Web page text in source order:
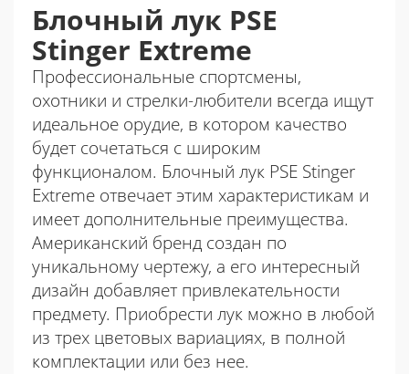
Блочный лук PSE
Stinger Extreme
Профессиональные спортсмены,
охотники и стрелки-любители всегда ищут
идеальное орудие, в котором качество
будет сочетаться с широким
функционалом. Блочный лук PSE Stinger
Extreme отвечает этим характеристикам и
имеет дополнительные преимущества.
Американский бренд создан по
уникальному чертежу, а его интересный
дизайн добавляет привлекательности
предмету. Приобрести лук можно в любой
из трех цветовых вариациях, в полной
комплектации или без нее.